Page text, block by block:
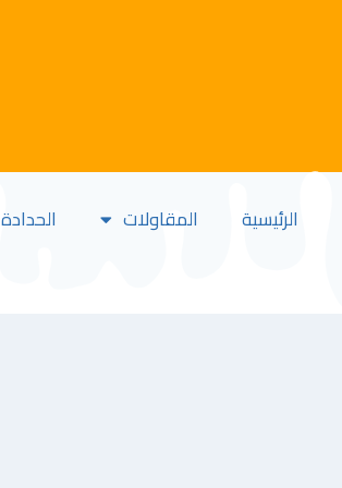
الرئيسية المقاولات الحدادة